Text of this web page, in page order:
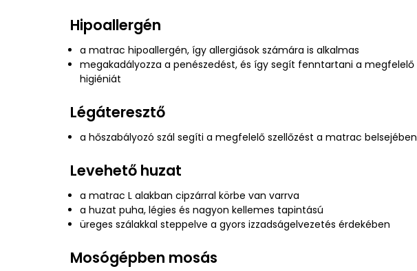
Hipoallergén
a matrac hipoallergén, így allergiások számára is alkalmas
megakadályozza a penészedést, és így segít fenntartani a megfelelő
higiéniát
Légáteresztő
a hőszabályozó szál segíti a megfelelő szellőzést a matrac belsejében
Levehető huzat
a matrac L alakban cipzárral körbe van varrva
a huzat puha, légies és nagyon kellemes tapintású
üreges szálakkal steppelve a gyors izzadságelvezetés érdekében
Mosógépben mosás